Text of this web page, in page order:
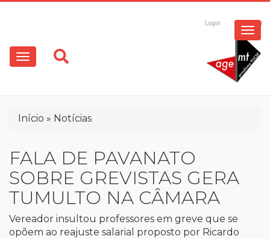
conteúdo
principal
Login Registrar
Main
navigation
Trilha
navegação
Início Notícias
FALA DE PAVANATO
SOBRE GREVISTAS GERA
TUMULTO NA CÂMARA
Vereador insultou professores em greve que se
opõem ao reajuste salarial proposto por Ricardo